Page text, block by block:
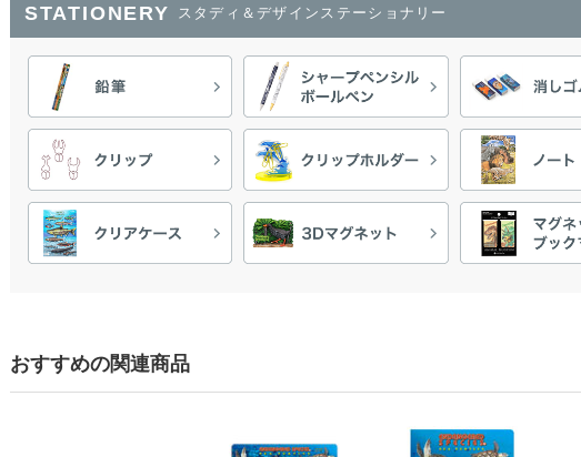
STATIONERY スタディ＆デザインステーショナリー
おすすめの関連商品